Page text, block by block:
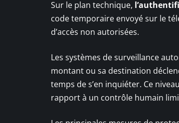
Sur le plan technique,
code temporaire envoyé sur le
d’accès non autorisées.
Les systèmes de surveillance
montant ou sa destination
temps de s’en inquiéter. Ce
rapport à un contrôle humain